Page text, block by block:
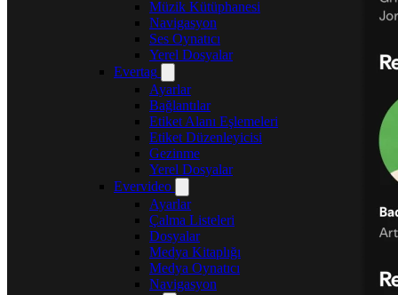
Müzik Kütüphanesi
Navigasyon
Ses Oynatıcı
Yerel Dosyalar
Evertag
Ayarlar
Bağlantılar
Etiket Alanı Eşlemeleri
Etiket Düzenleyicisi
Gezinme
Yerel Dosyalar
Evervideo
Ayarlar
Çalma Listeleri
Dosyalar
Medya Kitaplığı
Medya Oynatıcı
Navigasyon